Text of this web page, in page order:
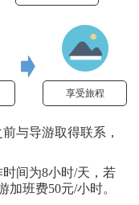
享受旅程
与导游取得联系，
间为8小时/天，若
班费50元/小时。